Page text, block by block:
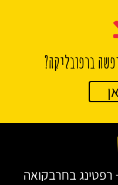
ברפובליקה?